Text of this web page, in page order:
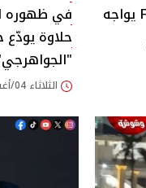
أحدث أفلام مايكل شين Fortitude يواجه
في ظهوره
حلاوة
الثلاثاء 04/أغسطس/2026 - 06:32 م